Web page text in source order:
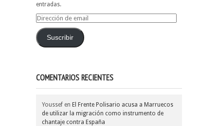
entradas.
Dirección
emailSuscribir
COMENTARIOS RECIENTES
Youssef en El Frente Polisario acusa a Marruecos
de utilizar la migración como instrumento de
chantaje contra España